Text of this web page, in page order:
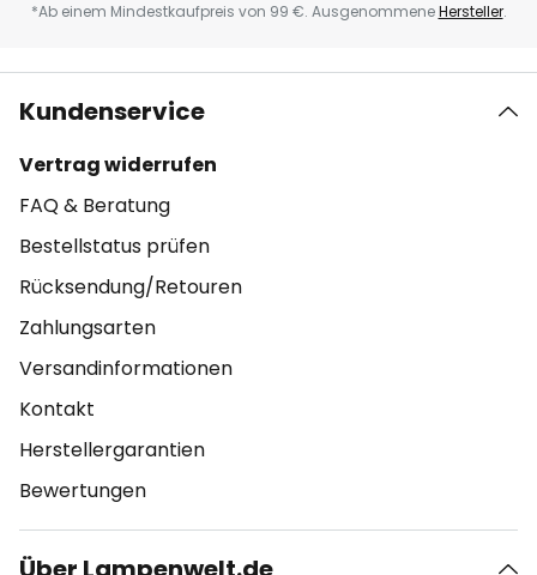
*Ab einem Mindestkaufpreis von 99 €. AusgenommeneHersteller.
Kundenservice
Vertrag widerrufen
FAQ & Beratung
Bestellstatus prüfen
Rücksendung/Retouren
Zahlungsarten
Versandinformationen
Kontakt
Herstellergarantien
Bewertungen